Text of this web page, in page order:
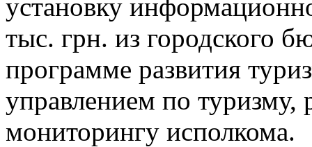
установку
тыс. грн. из городского
программе развития
управлением по туризму,
мониторингу исполкома.